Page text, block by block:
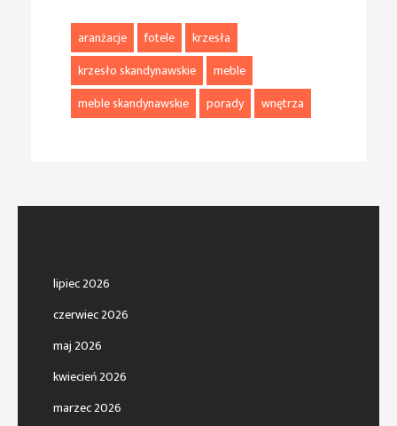
aranżacje fotele
krzesła
krzesło skandynawskie
meble
meble skandynawskie
porady wnętrza
lipiec 2026
czerwiec 2026
maj 2026
kwiecień 2026
marzec 2026